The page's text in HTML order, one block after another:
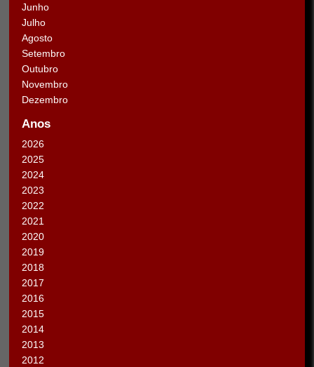
Junho
Julho
Agosto
Setembro
Outubro
Novembro
Dezembro
Anos
2026
2025
2024
2023
2022
2021
2020
2019
2018
2017
2016
2015
2014
2013
2012